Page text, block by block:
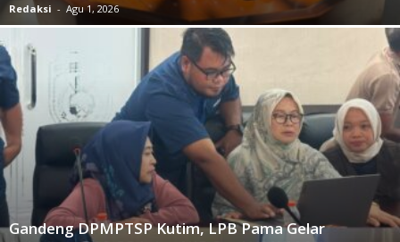
Redaksi - Agu 1, 2026
Gandeng DPMPTSP Kutim, LPB Pama Gelar